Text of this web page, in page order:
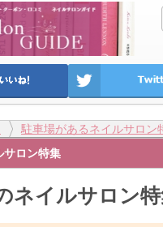
駐車場があるネイルサロン
サロン特集
ネイルサロン